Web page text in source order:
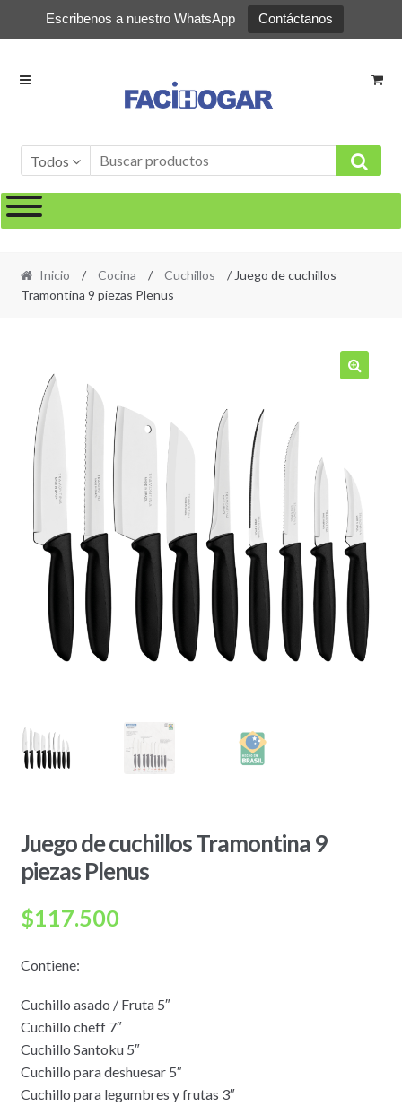
Escribenos a nuestro WhatsApp Contáctanos
Ir
Ir
Todos
Inicio / Cocina / Cuchillos
/ Juego de cuchillos
Tramontina 9 piezas Plenus
Juego de cuchillos Tramontina 9
piezas Plenus
$117.500
Contiene:
Cuchillo asado / Fruta 5″
Cuchillo cheff 7″
Cuchillo Santoku 5″
Cuchillo para deshuesar 5″
Cuchillo para legumbres y frutas 3″